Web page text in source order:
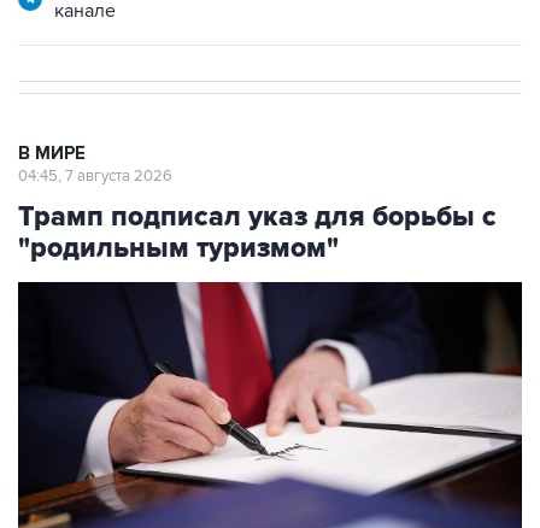
канале
В МИРЕ
04:45, 7 августа 2026
Трамп подписал указ для борьбы с
"родильным туризмом"